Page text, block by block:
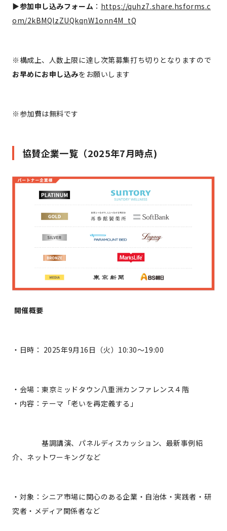
▶︎参加申し込みフォーム ： https://quhz7.share.hsforms.c
om/2kBMQIzZUQkqnW1onn4M_tQ
※構成上、人数上限に達し次第募集打ち切りとなりますので
お早めにお申し込みをお願いします
※参加費は無料です
協賛企業一覧（2025年7月時点)
開催概要
・日時： 2025年9月16日（火）10:30〜19:00
・会場：東京ミッドタウン八重洲カンファレンス４階
・内容：テーマ「老いを再定義する」
基調講演、パネルディスカッション、最新事例紹
介、ネットワーキングなど
・対象：シニア市場に関心のある企業・自治体・実践者・研
究者・メディア関係者など